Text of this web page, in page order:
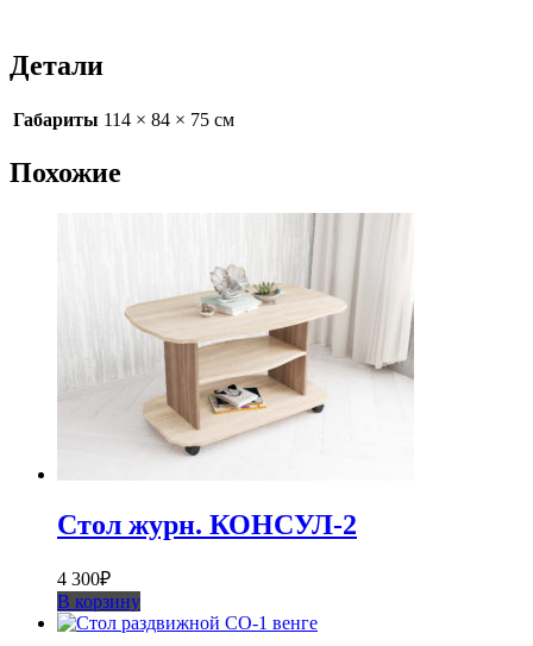
Детали
Габариты 114 × 84 × 75 см
Похожие
Стол журн. КОНСУЛ-2
4 300₽
В корзину